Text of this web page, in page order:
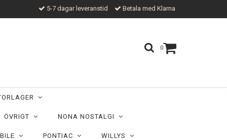
5-7 dagar leveranstid Betala med Klarna
0
ÖVRIGT NONA NOSTALGI
PONTIAC WILLYS